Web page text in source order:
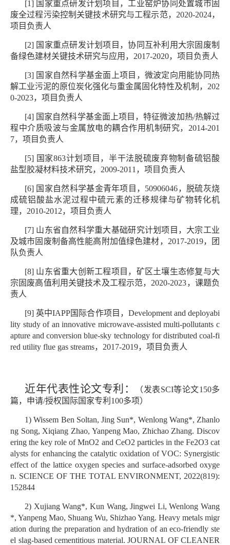
[1] 国家重点研发计划项目，工业窑炉协同处置城市固
废全过程污染控制关键技术研究与工程示范，2020-2024，
项目负责人
[2] 国家重点研发计划项目，协同互补利用大宗固废制
备绿色建材关键技术研究与应用，2017-2020，项目负责人
[3] 国家自然科学基金面上项目，微波定向用能协同热
解工业污泥的原位炭化强化与重金属固化特性及机制，202
0-2023，项目负责人
[4] 国家自然科学基金面上项目，特征微波加热/热解过
程中介质吸波与金属放电的耦合作用机制研究，2014-201
7，项目负责人
[5] 国家863计划项目，半干法脱硫废弃物制备硫铝酸
盐型胶凝材料技术研究，2009-2011，项目负责人
[6] 国家自然科学基金青年项目，50906046，脱硫灰烧
成硫铝酸盐水泥过程中硫元素的迁移规律与矿物转化机
理，2010-2012，项目负责人
[7] 山东省自然科学重大基础研究计划项目，大宗工业
及城市固废制备高性能高附加值绿色建材，2017-2019，团
队负责人
[8] 山东省重大创新工程项目，矿区土壤生态修复与大
宗固废高值利用关键技术及工程示范，2020-2023，课题负
责人
[9] 英中IAPP国际合作项目，Development and deployabi
lity study of an innovative microwave-assisted multi-pollutants c
apture and conversion blue-sky technology for distributed coal-fi
red utility flue gas streams，2017-2019，项目负责人
近年代表性论文专利：
（发表SCI等论文150多
篇，申请/授权国际国家专利100多项）
1) Wissem Ben Soltan, Jing Sun*, Wenlong Wang*, Zhanlo
ng Song, Xiqiang Zhao, Yanpeng Mao, Zhichao Zhang. Discov
ering the key role of MnO2 and CeO2 particles in the Fe2O3 cat
alysts for enhancing the catalytic oxidation of VOC: Synergistic
effect of the lattice oxygen species and surface-adsorbed oxyge
n. SCIENCE OF THE TOTAL ENVIRONMENT, 2022(819):
152844
2) Xujiang Wang*, Kun Wang, Jingwei Li, Wenlong Wang
*, Yanpeng Mao, Shuang Wu, Shizhao Yang. Heavy metals migr
ation during the preparation and hydration of an eco-friendly ste
el slag-based cementitious material. JOURNAL OF CLEANER